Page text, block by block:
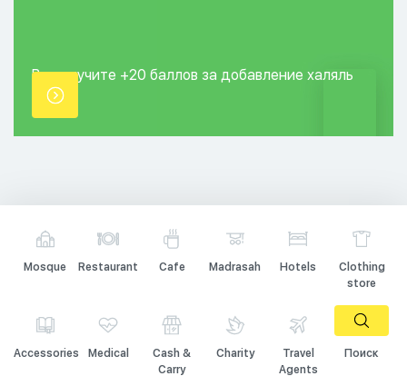
Вы получите +20 баллов за добавление халяль
точки.
Mosque Restaurant Cafe Madrasah Hotels
Clothing
store
Accessories Medical
Cash &
Carry
Charity
Travel
Agents
Поиск